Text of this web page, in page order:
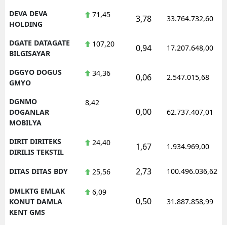
DEVA DEVA
HOLDING
71,45 3,78 33.764.732,60
DGATE DATAGATE
BILGISAYAR
107,20 0,94 17.207.648,00
DGGYO DOGUS
GMYO
34,36 0,06 2.547.015,68
DGNMO
DOGANLAR
MOBILYA
8,42
0,00 62.737.407,01
DIRIT DIRITEKS
DIRILIS TEKSTIL
24,40 1,67 1.934.969,00
DITAS DITAS BDY 25,56 2,73 100.496.036,62
DMLKTG EMLAK
KONUT DAMLA
KENT GMS
6,09
0,50 31.887.858,99